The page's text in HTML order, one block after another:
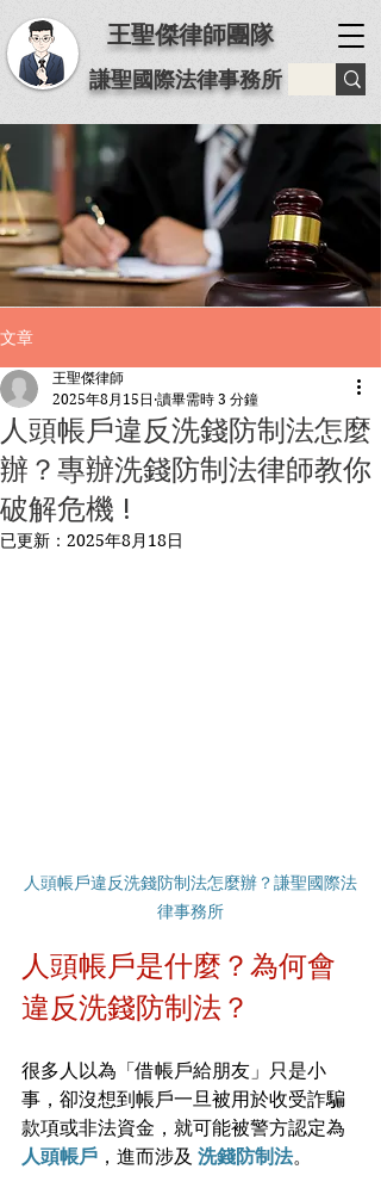
王聖傑律師團隊
謙聖國際法律事務所
文章
人頭帳戶違反洗錢防制法怎麼
辦？專辦洗錢防制法律師教你
破解危機 !
王聖傑律師
2025年8月15日 讀畢需時 3 分鐘
已更新： 2025年8月18日
人頭帳戶違反洗錢防制法怎麼辦？謙聖國際法
律事務所
人頭帳戶是什麼？為何會
違反洗錢防制法？
很多人以為「借帳戶給朋友」只是小
事，卻沒想到帳戶一旦被用於收受詐騙
款項或非法資金，就可能被警方認定為
人頭帳戶 ，進而涉及 洗錢防制法。